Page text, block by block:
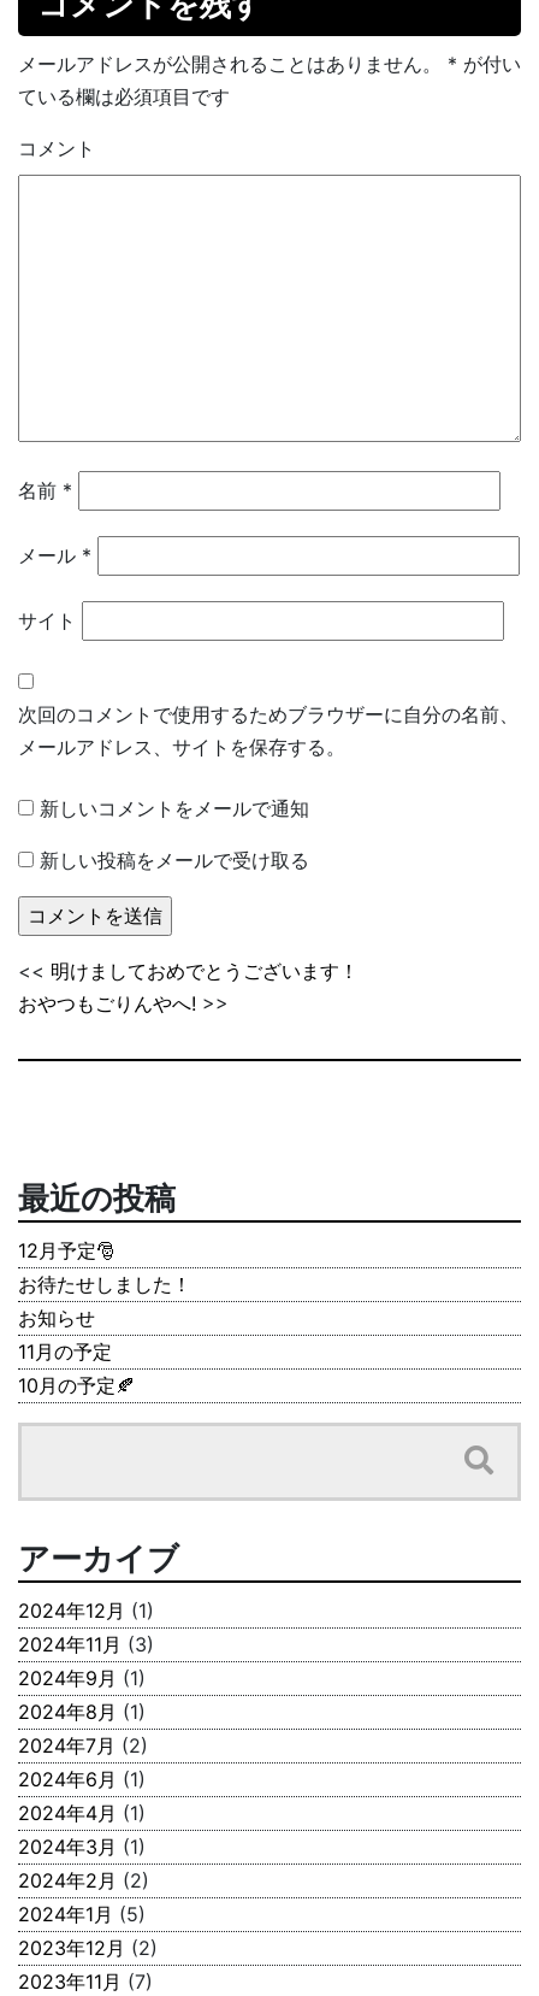
メールアドレスが公開されることはありません。 * が付い
ている欄は必須項目です
コメント
名前 *
メール *
サイト
次回のコメントで使用するためブラウザーに自分の名前、
メールアドレス、サイトを保存する。
新しいコメントをメールで通知
新しい投稿をメールで受け取る
<< 明けましておめでとうございます！
おやつもごりんやへ! >>
最近の投稿
12月予定🎅
お待たせしました！
お知らせ
11月の予定
10月の予定🍂
アーカイブ
2024年12月 (1)
2024年11月 (3)
2024年9月 (1)
2024年8月 (1)
2024年7月 (2)
2024年6月 (1)
2024年4月 (1)
2024年3月 (1)
2024年2月 (2)
2024年1月 (5)
2023年12月 (2)
2023年11月 (7)